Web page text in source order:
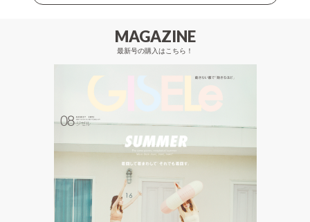
MAGAZINE
最新号の購入はこちら！